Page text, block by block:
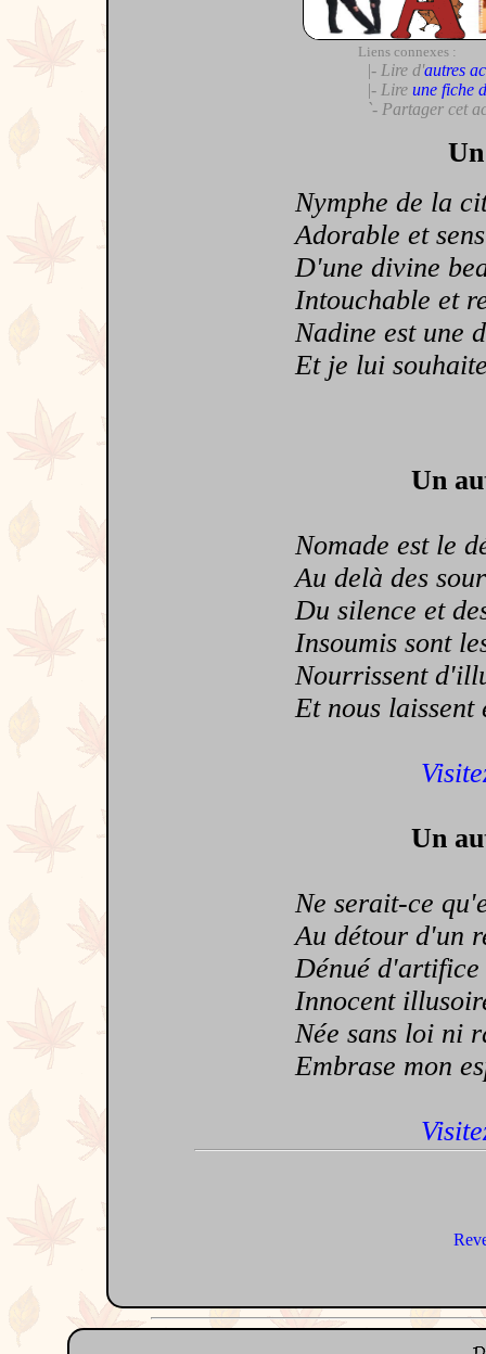
Liens connexes :
|- Lire d'autres
|- Lire une fiche
`- Partager cet
Nymphe de la
Adorable et
D'une divine
Intouchable et
Nadine est une
Et je lui souhaite
Un
Nomade est le
Au delà des
Du silence et
Insoumis sont les
Nourrissent
Et nous laissent
Un
Ne serait-ce
Au détour d'un
Dénué d'artifice
Innocent
Née sans loi ni
Embrase mon